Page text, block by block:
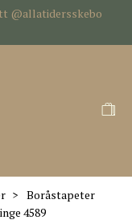
@allatidersskebo
Boråstapeter
4589